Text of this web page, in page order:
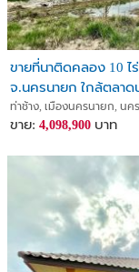
ขายที่นาติดคลอง 10 ไ
จ.นครนายก ใกล้ตลาด
ท่าช้าง, เมืองนครนายก, นค
ขาย: 4,098,900 บาท